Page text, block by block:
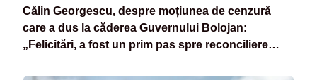
Călin Georgescu, despre moțiunea de cenzură
care a dus la căderea Guvernului Bolojan:
„Felicitări, a fost un prim pas spre reconciliere